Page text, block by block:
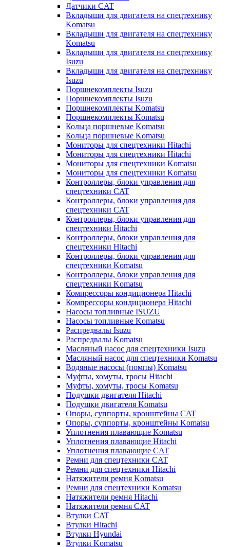
Датчики CAT
Вкладыши для двигателя на спецтехнику
Komatsu
Вкладыши для двигателя на спецтехнику
Komatsu
Вкладыши для двигателя на спецтехнику
Isuzu
Вкладыши для двигателя на спецтехнику
Isuzu
Поршнекомплекты Isuzu
Поршнекомплекты Isuzu
Поршнекомплекты Komatsu
Поршнекомплекты Komatsu
Кольца поршневые Komatsu
Кольца поршневые Komatsu
Мониторы для спецтехники Hitachi
Мониторы для спецтехники Hitachi
Мониторы для спецтехники Komatsu
Мониторы для спецтехники Komatsu
Контроллеры, блоки управления для
спецтехники CAT
Контроллеры, блоки управления для
спецтехники CAT
Контроллеры, блоки управления для
спецтехники Hitachi
Контроллеры, блоки управления для
спецтехники Hitachi
Контроллеры, блоки управления для
спецтехники Komatsu
Контроллеры, блоки управления для
спецтехники Komatsu
Компрессоры кондиционера Hitachi
Компрессоры кондиционера Hitachi
Насосы топливные ISUZU
Насосы топливные Komatsu
Распредвалы Isuzu
Распредвалы Komatsu
Масляный насос для спецтехники Isuzu
Масляный насос для спецтехники Komatsu
Водяные насосы (помпы) Komatsu
Муфты, хомуты, тросы Hitachi
Муфты, хомуты, тросы Komatsu
Подушки двигателя Hitachi
Подушки двигателя Komatsu
Опоры, суппорты, кронштейны CAT
Опоры, суппорты, кронштейны Komatsu
Уплотнения плавающие Komatsu
Уплотнения плавающие Hitachi
Уплотнения плавающие CAT
Ремни для спецтехники CAT
Ремни для спецтехники Hitachi
Натяжители ремня Komatsu
Ремни для спецтехники Komatsu
Натяжители ремня Hitachi
Натяжители ремня CAT
Втулки CAT
Втулки Hitachi
Втулки Hyundai
Втулки Komatsu